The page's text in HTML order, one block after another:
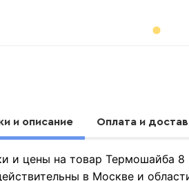
и описание Оплата и
и цены на товар Термошайба 8
в Москве и